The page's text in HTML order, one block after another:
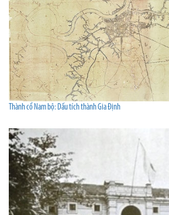
Thành cổ Nam bộ: Dấu tích thành Gia Định